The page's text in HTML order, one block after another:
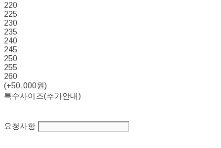
220
225
230
235
240
245
250
255
260
(+50,000원)
특수사이즈(추가안내)
요청사항